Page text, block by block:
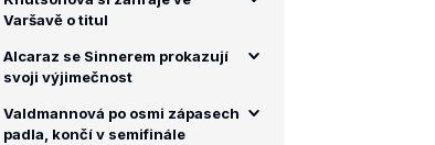
Varšavě o titul
Alcaraz se Sinnerem prokazují
svoji výjimečnost
Valdmannová po osmi zápasech
padla, končí v semifinále